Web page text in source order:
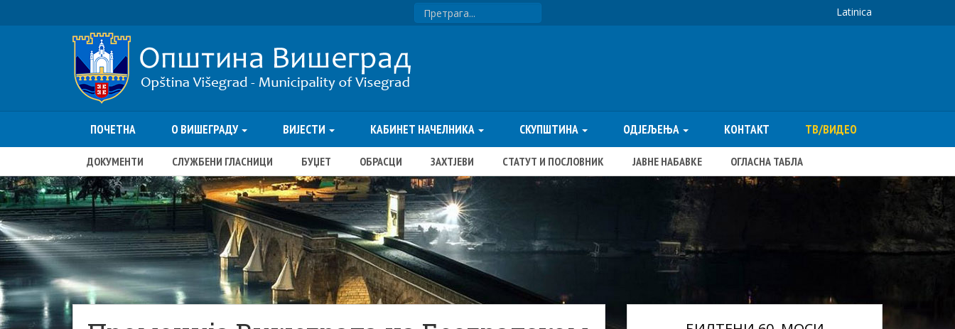
Latinica
ПОЧЕТНА О ВИШЕГРАДУ ВИЈЕСТИ КАБИНЕТ НАЧЕЛНИКА СКУПШТИНА ОДЈЕЉЕЊА КОНТАКТ ТВ/ВИДЕО
ДОКУМЕНТИ СЛУЖБЕНИ ГЛАСНИЦИ БУЏЕТ ОБРАСЦИ ЗАХТЈЕВИ СТАТУТ И ПОСЛОВНИК ЈАВНЕ НАБАВКЕ ОГЛАСНА ТАБЛА